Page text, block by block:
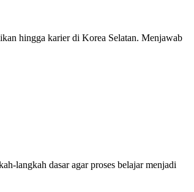
hingga karier di Korea Selatan. Menjawab
langkah dasar agar proses belajar menjadi